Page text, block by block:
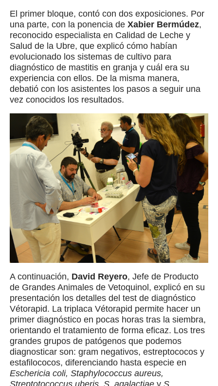
El primer bloque, contó con dos exposiciones. Por
una parte, con la ponencia de Xabier Bermúdez,
reconocido especialista en Calidad de Leche y
Salud de la Ubre, que explicó cómo habían
evolucionado los sistemas de cultivo para
diagnóstico de mastitis en granja y cuál era su
experiencia con ellos. De la misma manera,
debatió con los asistentes los pasos a seguir una
vez conocidos los resultados.
A continuación, David Reyero, Jefe de Producto
de Grandes Animales de Vetoquinol, explicó en su
presentación los detalles del test de diagnóstico
Vétorapid. La triplaca Vétorapid permite hacer un
primer diagnóstico en pocas horas tras la siembra,
orientando el tratamiento de forma eficaz. Los tres
grandes grupos de patógenos que podemos
diagnosticar son: gram negativos, estreptococos y
estafilococos, diferenciando hasta especie en
Eschericia coli, Staphylococcus aureus,